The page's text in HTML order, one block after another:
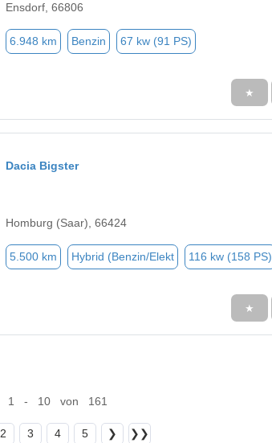
Ensdorf, 66806
6.948 km Benzin 67 kw (91 PS)
★
Dacia Bigster
Homburg (Saar), 66424
5.500 km Hybrid (Benzin/Elekt 116 kw (158 PS)
★
1 - 10 von 161
2 3 4 5 ❯ ❯❯